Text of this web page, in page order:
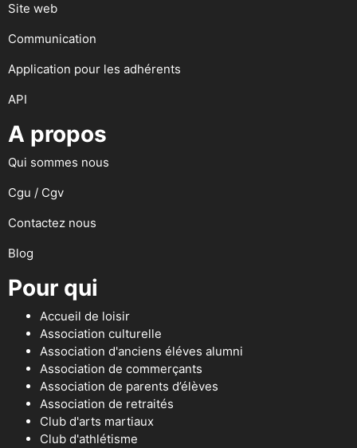
Site web
Communication
Application pour les adhérents
API
A propos
Qui sommes nous
Cgu / Cgv
Contactez nous
Blog
Pour qui
Accueil de loisir
Association culturelle
Association d'anciens éléves alumni
Association de commerçants
Association de parents d’élèves
Association de retraités
Club d'arts martiaux
Club d'athlétisme